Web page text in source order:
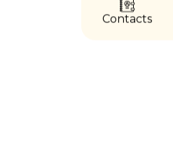
Contacts